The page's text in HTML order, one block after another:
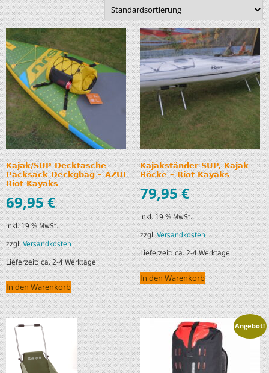
Kajak/SUP Decktasche
Packsack Deckgbag – AZUL
Riot Kayaks
69,95€
inkl. 19 % MwSt.
zzgl.Versandkosten
Lieferzeit:ca. 2-4 Werktage
In den Warenkorb
Kajakständer SUP, Kajak
Böcke – Riot Kayaks
79,95€
inkl. 19 % MwSt.
zzgl.Versandkosten
Lieferzeit:ca. 2-4 Werktage
In den Warenkorb
Angebot!